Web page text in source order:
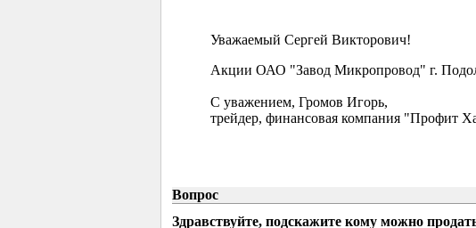
Уважаемый Сергей Викторович!
Акции ОАО "Завод Микропровод" г.
С уважением, Громов Игорь,
трейдер, финансовая компания "Профит
Вопрос
Здравствуйте, подскажите кому можно